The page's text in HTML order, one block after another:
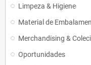
Limpeza & Higiene
Material de
Merchandising &
Oportunidades